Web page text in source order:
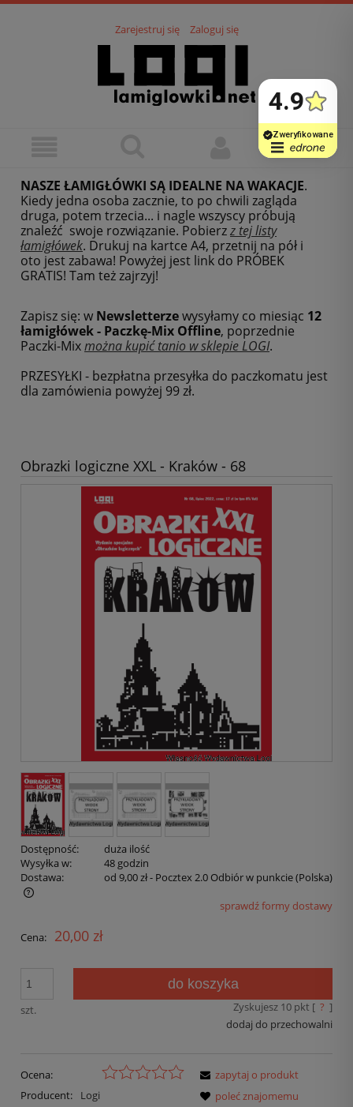
Zarejestruj się Zaloguj się
NASZE ŁAMIGŁÓWKI SĄ IDEALNE NA WAKACJE.
Kiedy jedna osoba zacznie, to po chwili zagląda
druga, potem trzecia... i nagle wszyscy próbują
znaleźć swoje rozwiązanie. Pobierzz tej listy
łamigłówek. Drukuj na kartce A4, przetnij na pół i
oto jest zabawa! Powyżej jest link do PRÓBEK
GRATIS! Tam też zajrzyj!
Zapisz się: w Newsletterzewysyłamy co miesiąc 12
łamigłówek - Paczkę-Mix Offline, poprzednie
Paczki-Mixmożna kupić tanio w sklepie LOGI.
PRZESYŁKI - bezpłatna przesyłka do paczkomatu jest
dla zamówienia powyżej 99 zł.
Obrazki logiczne XXL - Kraków - 68
Dostępność:
duża ilość
Wysyłka w:
48 godzin
Dostawa:
od 9,00 zł- Pocztex 2.0 Odbiór w punkcie(Polska)
sprawdź formy dostawy
Cena: 20,00 zł
szt.
do koszyka
Zyskujesz 10pkt [ ? ]
dodaj do przechowalni
Ocena:
Producent:
Logi
zapytaj o produkt
poleć znajomemu